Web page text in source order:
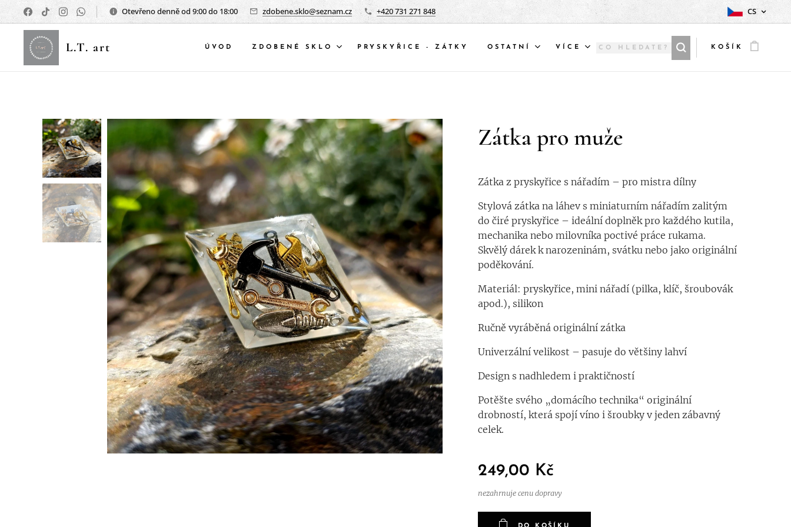
Otevřeno denně od 9:00 do 18:00 zdobene.sklo@seznam.cz +420 731 271 848 CS
L.T. art ÚVOD ZDOBENÉ SKLO PRYSKYŘICE - ZÁTKY OSTATNÍ VÍCE KOŠÍK
Zátka pro muže
Zátka z pryskyřice s nářadím – pro mistra dílny
Stylová zátka na láhev s miniaturním nářadím zalitým
do čiré pryskyřice – ideální doplněk pro každého kutila,
mechanika nebo milovníka poctivé práce rukama.
Skvělý dárek k narozeninám, svátku nebo jako originální
poděkování.
Materiál: pryskyřice, mini nářadí (pilka, klíč, šroubovák
apod.), silikon
Ručně vyráběná originální zátka
Univerzální velikost – pasuje do většiny lahví
Design s nadhledem i praktičností
Potěšte svého „domácího technika“ originální
drobností, která spojí víno i šroubky v jeden zábavný
celek.
249,00 Kč
nezahrnuje cenu dopravy